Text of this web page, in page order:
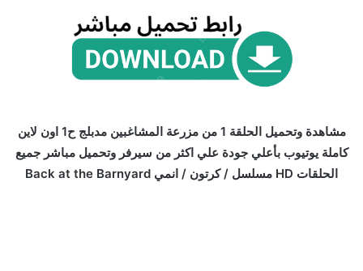
مشاهدة وتحميل الحلقة 1 من مزرعة المشاغبين مدبلج ح1 اون لاين
كاملة يوتيوب بأعلي جودة علي اكثر من سيرفر وتحميل مباشر جميع
الحلقات HD مسلسل / كرتون / انمي Back at the Barnyard